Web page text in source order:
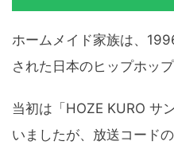
ホームメイド家族は、
された日本のヒップホッ
当初は「HOZE KURO サ
いましたが、放送コード